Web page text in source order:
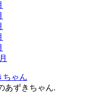
ちゃん
あずきちゃん.